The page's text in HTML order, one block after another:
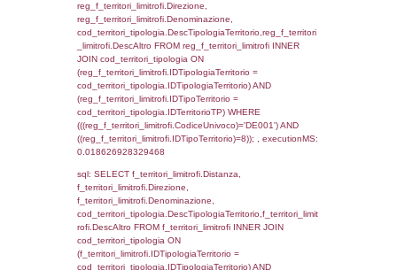
reg_f_territori_limitrofi.DescAltro FROM
reg_f_territori_limitrofi INNER JOIN
ON
cod_territori_tipologia.IDTipologiaTerritorio)
(reg_f_territori_limitrofi.IDTipoTerritorio =
cod_territori_tipologia.IDTerritorioTP)
0.019392967224121
sql: SELECT f_territori_limitrofi.Distanza,
f_territori_limitrofi.Direzione,
f_territori_limitrofi.Denominazione,